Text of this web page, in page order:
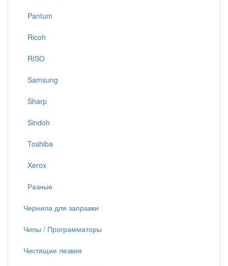
Pantum
Ricoh
RISO
Samsung
Sharp
Sindoh
Toshiba
Xerox
Разные
Чернила для заправки
Чипы / Программаторы
Чистящие лезвия